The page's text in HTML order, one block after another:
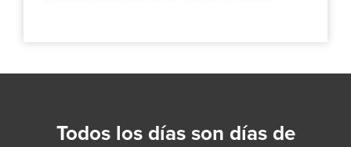
Todos los días son días de